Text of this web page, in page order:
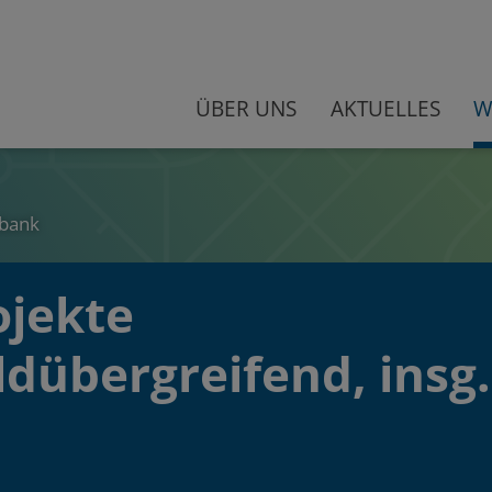
ÜBER UNS AKTUELLES